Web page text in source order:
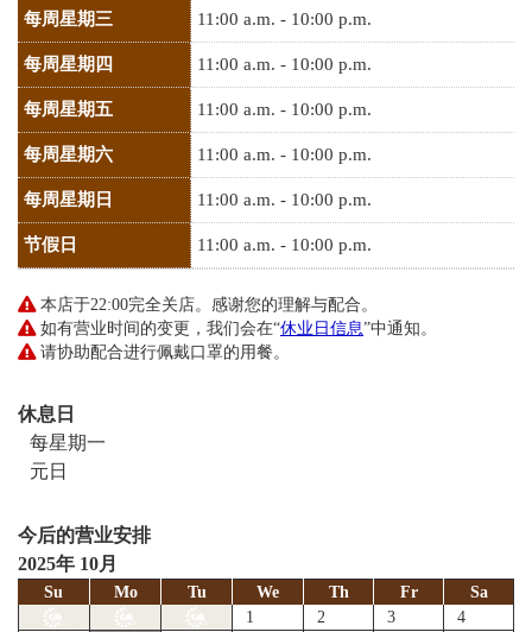
每周星期三 11:00 a.m. - 10:00 p.m.
每周星期四 11:00 a.m. - 10:00 p.m.
每周星期五 11:00 a.m. - 10:00 p.m.
每周星期六 11:00 a.m. - 10:00 p.m.
每周星期日 11:00 a.m. - 10:00 p.m.
节假日 11:00 a.m. - 10:00 p.m.
本店于22:00完全关店。感谢您的理解与配合。
如有营业时间的变更，我们会在“休业日信息”中通知。
请协助配合进行佩戴口罩的用餐。
休息日
每星期一
元日
今后的营业安排
2025年 10月
Su Mo Tu We Th Fr
Sa
1
2 3 4